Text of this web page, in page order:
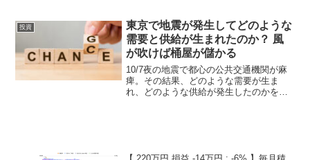
注意が必要です。情報商材の罠を見抜
く：騙...
投資
東京で地震が発生してどのような
需要と供給が生まれたのか？ 風
が吹けば桶屋が儲かる
10/7夜の地震で都心の公共交通機関が麻
痺。その結果、どのような需要が生ま
れ、どのような供給が発生したのかを調